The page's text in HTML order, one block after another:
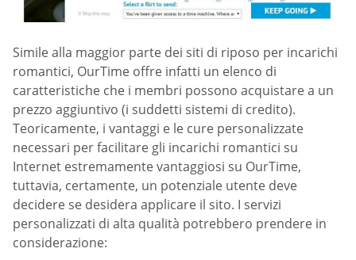
Simile alla maggior parte dei siti di riposo per incarichi
romantici, OurTime offre infatti un elenco di
caratteristiche che i membri possono acquistare a un
prezzo aggiuntivo (i suddetti sistemi di credito).
Teoricamente, i vantaggi e le cure personalizzate
necessari per facilitare gli incarichi romantici su
Internet estremamente vantaggiosi su OurTime,
tuttavia, certamente, un potenziale utente deve
decidere se desidera applicare il sito. I servizi
personalizzati di alta qualità potrebbero prendere in
considerazione: